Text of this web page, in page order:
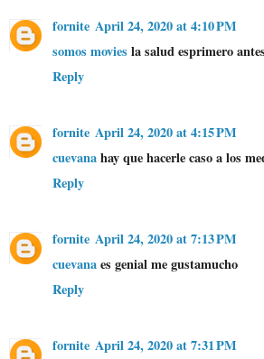
fornite April 24, 2020 at 4:10 PM
somos movies la salud esprimero
Reply
fornite April 24, 2020 at 4:15 PM
cuevanahay que hacerle caso a los
Reply
fornite April 24, 2020 at 7:13 PM
cuevanaes genial me gustamucho
Reply
fornite April 24, 2020 at 7:31 PM